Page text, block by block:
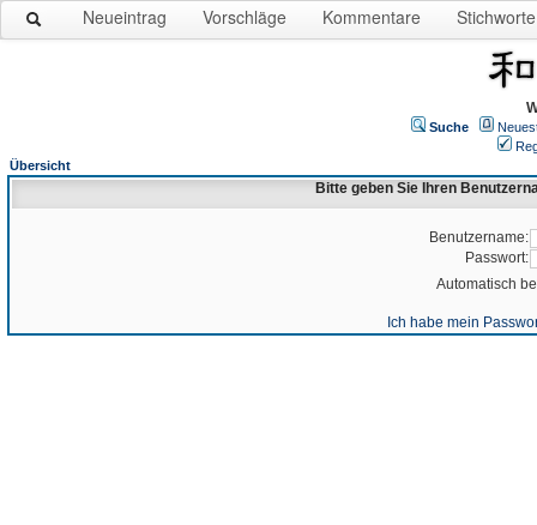
Neueintrag Vorschläge Kommentare Stichworte
Suche
Übersicht
Bitte geben Sie Ihren
Benutzername:
Passwort:
Automatisch
Ich habe mein